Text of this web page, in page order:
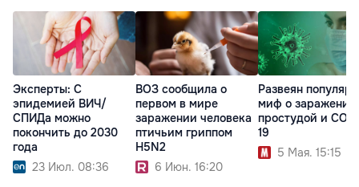
Эксперты: С
эпидемией ВИЧ/
СПИДа можно
покончить до 2030
года
23 Июл. 08:36
ВОЗ сообщила о
первом в мире
заражении человека
птичьим гриппом
H5N2
6 Июн. 16:20
Развеян
миф о заражении
простудой и
19
5 Мая. 15:15